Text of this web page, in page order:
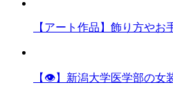
【アート作品】飾り方やお
【👁】新潟大学医学部の女